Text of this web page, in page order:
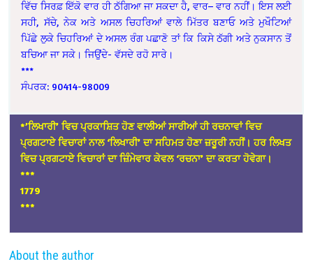
ਵਿੱਚ ਸਿਰਫ਼ ਇੱਕੋ ਵਾਰ ਹੀ ਠੱਗਿਆ ਜਾ ਸਕਦਾ ਹੈ, ਵਾਰ– ਵਾਰ ਨਹੀਂ। ਇਸ ਲਈ
ਸਹੀ, ਸੱਚੇ, ਨੇਕ ਅਤੇ ਅਸਲ ਚਿਹਰਿਆਂ ਵਾਲੇ ਮਿੱਤਰ ਬਣਾਓ ਅਤੇ ਮੁਖੌਟਿਆਂ
ਪਿੱਛੇ ਲੁਕੇ ਚਿਹਰਿਆਂ ਦੇ ਅਸਲ ਰੰਗ ਪਛਾਣੋ ਤਾਂ ਕਿ ਕਿਸੇ ਠੱਗੀ ਅਤੇ ਨੁਕਸਾਨ ਤੋਂ
ਬਚਿਆ ਜਾ ਸਕੇ। ਜਿਉਂਦੇ- ਵੱਸਦੇ ਰਹੋ ਸਾਰੇ।
***
ਸੰਪਰਕ: 90414-98009
*’ਲਿਖਾਰੀ’ ਵਿਚ ਪ੍ਰਕਾਸ਼ਿਤ ਹੋਣ ਵਾਲੀਆਂ ਸਾਰੀਆਂ ਹੀ ਰਚਨਾਵਾਂ ਵਿਚ
ਪ੍ਰਗਟਾਏ ਵਿਚਾਰਾਂ ਨਾਲ ‘ਲਿਖਾਰੀ’ ਦਾ ਸਹਿਮਤ ਹੋਣਾ ਜ਼ਰੂਰੀ ਨਹੀਂ। ਹਰ ਲਿਖਤ
ਵਿਚ ਪ੍ਰਗਟਾਏ ਵਿਚਾਰਾਂ ਦਾ ਜ਼ਿੰਮੇਵਾਰ ਕੇਵਲ ‘ਰਚਨਾ’ ਦਾ ਕਰਤਾ ਹੋਵੇਗਾ।
***
1779
***
About the author